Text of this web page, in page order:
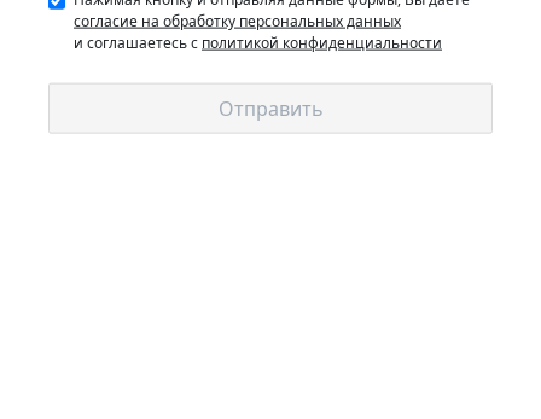
согласие на обработку персональных данных
и соглашаетесь с политикой конфиденциальности